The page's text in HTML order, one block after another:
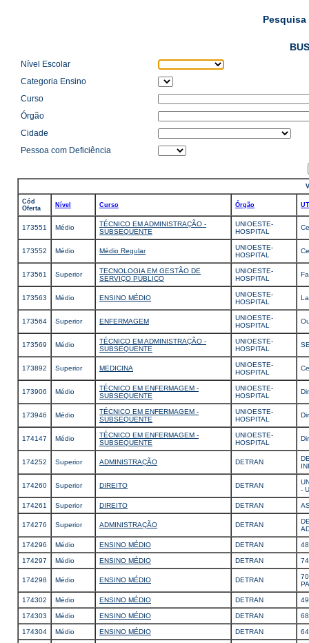
Pesquisa
Nível Escolar
Categoria Ensino
Curso
Órgão
Cidade
Pessoa com Deficiência
Cód
Oferta
Nível Curso Órgão UT
173551 Médio
TÉCNICO EM ADMINISTRAÇÃO -
SUBSEQUENTE
UNIOESTE-
HOSPITAL
173552 Médio Médio Regular
UNIOESTE-
HOSPITAL
173561 Superior
TECNOLOGIA EM GESTÃO DE
SERVIÇO PÚBLICO
UNIOESTE-
HOSPITAL
173563 Médio ENSINO MÉDIO
UNIOESTE-
HOSPITAL
173564 Superior ENFERMAGEM
UNIOESTE-
HOSPITAL
173569 Médio
TÉCNICO EM ADMINISTRAÇÃO -
SUBSEQUENTE
UNIOESTE-
HOSPITAL
173892 Superior MEDICINA
UNIOESTE-
HOSPITAL
173906 Médio
TÉCNICO EM ENFERMAGEM -
SUBSEQUENTE
UNIOESTE-
HOSPITAL
173946 Médio
TÉCNICO EM ENFERMAGEM -
SUBSEQUENTE
UNIOESTE-
HOSPITAL
174147 Médio
TÉCNICO EM ENFERMAGEM -
SUBSEQUENTE
UNIOESTE-
HOSPITAL
174252 Superior ADMINISTRAÇÃO DETRAN
174260 Superior DIREITO DETRAN
-
174261 Superior DIREITO DETRAN
174276 Superior ADMINISTRAÇÃO DETRAN
174296 Médio ENSINO MÉDIO DETRAN
174297 Médio ENSINO MÉDIO DETRAN
174298 Médio ENSINO MÉDIO DETRAN
174302 Médio ENSINO MÉDIO DETRAN
174303 Médio ENSINO MÉDIO DETRAN
174304 Médio ENSINO MÉDIO DETRAN